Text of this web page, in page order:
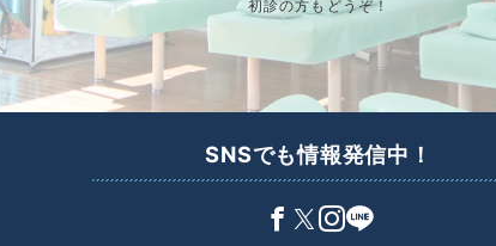
初診の方もどうぞ！
SNSでも情報発信中！